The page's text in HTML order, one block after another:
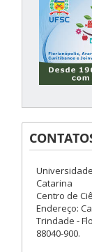
Catarina
Centro de
Endereço:
Trindade -
88040-900.